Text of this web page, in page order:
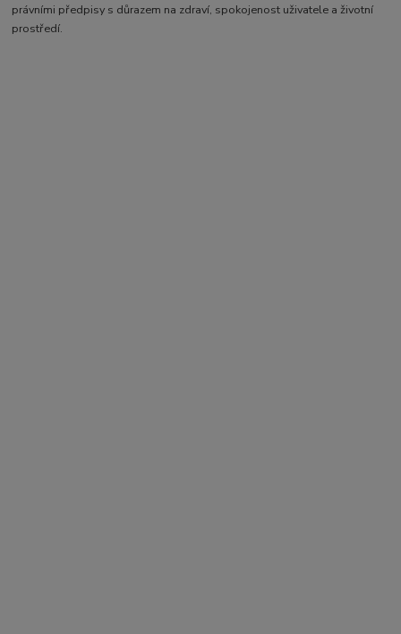
právními předpisy s důrazem na zdraví, spokojenost uživatele a životní
prostředí.